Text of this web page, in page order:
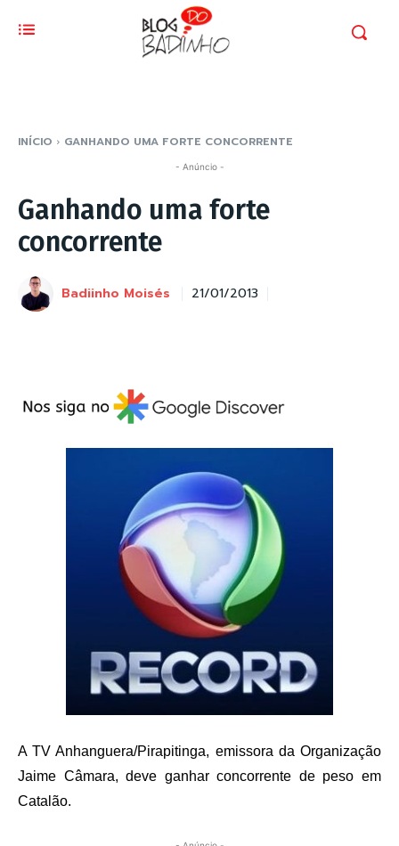
INÍCIO GANHANDO UMA FORTE CONCORRENTE
- Anúncio -
Ganhando uma forte
concorrente
Badiinho Moisés 21/01/2013
A TV Anhanguera/Pirapitinga, emissora da Organização
Jaime Câmara, deve ganhar concorrente de peso em
Catalão.